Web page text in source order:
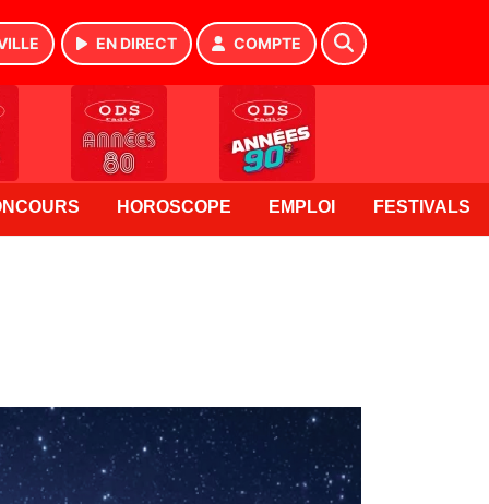
EN DIRECT COMPTE
HOROSCOPE EMPLOI FESTIVALS